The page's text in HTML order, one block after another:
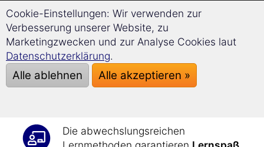
besser konzentrieren.
In kürzester Zeit haben Sie das nötige
sprachliche Rüstzeug zur Hand, um
all Ihre Wünsche
und Anliegen
Ihrer Reise in die Türkei
Die abwechslungsreichen
Cookie-Einstellungen: Wir verwenden zur
Verbesserung unserer Website, zu
Marketingzwecken und zur Analyse Cookies laut
Datenschutzerklärung.
Alle ablehnen Alle akzeptieren »